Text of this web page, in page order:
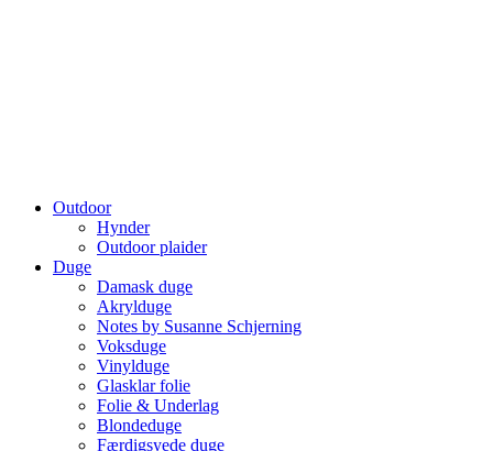
Outdoor
Hynder
Outdoor plaider
Duge
Damask duge
Akrylduge
Notes by Susanne Schjerning
Voksduge
Vinylduge
Glasklar folie
Folie & Underlag
Blondeduge
Færdigsyede duge